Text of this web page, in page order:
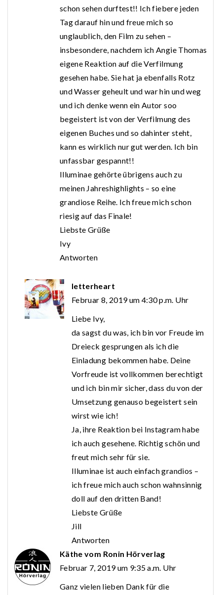
schon sehen durftest!! Ich fiebere jeden
Tag darauf hin und freue mich so
unglaublich, den Film zu sehen –
insbesondere, nachdem ich Angie Thomas
eigene Reaktion auf die Verfilmung
gesehen habe. Sie hat ja ebenfalls Rotz
und Wasser geheult und war hin und weg
und ich denke wenn ein Autor soo
begeistert ist von der Verfilmung des
eigenen Buches und so dahinter steht,
kann es wirklich nur gut werden. Ich bin
unfassbar gespannt!!
Illuminae gehörte übrigens auch zu
meinen Jahreshighlights – so eine
grandiose Reihe. Ich freue mich schon
riesig auf das Finale!
Liebste Grüße
Ivy
Antworten
letterheart
Februar 8, 2019 um 4:30 p.m. Uhr
Liebe Ivy,
da sagst du was, ich bin vor Freude im
Dreieck gesprungen als ich die
Einladung bekommen habe. Deine
Vorfreude ist vollkommen berechtigt
und ich bin mir sicher, dass du von der
Umsetzung genauso begeistert sein
wirst wie ich!
Ja, ihre Reaktion bei Instagram habe
ich auch gesehene. Richtig schön und
freut mich sehr für sie.
Illuminae ist auch einfach grandios –
ich freue mich auch schon wahnsinnig
doll auf den dritten Band!
Liebste Grüße
Jill
Antworten
Käthe vom Ronin Hörverlag
Februar 7, 2019 um 9:35 a.m. Uhr
Ganz vielen lieben Dank für die